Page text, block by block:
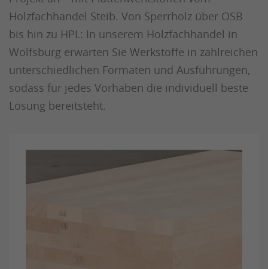
Holzfachhandel Steib. Von Sperrholz über OSB
bis hin zu HPL: In unserem Holzfachhandel in
Wolfsburg erwarten Sie Werkstoffe in zahlreichen
unterschiedlichen Formaten und Ausführungen,
sodass für jedes Vorhaben die individuell beste
Lösung bereitsteht.